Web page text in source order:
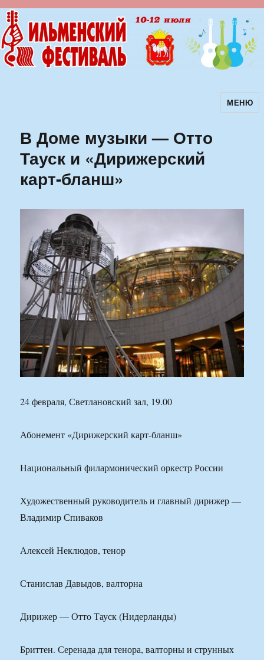
Ильменский фестиваль авторскойМЕНЮ
В Доме музыки — Отто
Тауск и «Дирижерский
карт-бланш»
24 февраля, Светлановский зал, 19.00
Абонемент «Дирижерский карт-бланш»
Национальный филармонический оркестр России
Художественный руководитель и главный дирижер —
Владимир Спиваков
Алексей Неклюдов, тенор
Станислав Давыдов, валторна
Дирижер — Отто Тауск (Нидерланды)
Бриттен. Серенада для тенора, валторны и струнных